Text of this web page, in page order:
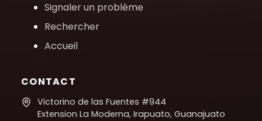
Signaler un problème
Rechercher
Accueil
CONTACT
Victorino de las Fuentes #944
Extension La Moderna, Irapuato, Guanajuato